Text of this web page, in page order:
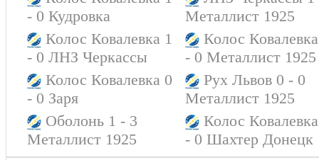
- 0 Кудровка
Металлист 1925
Колос Ковалевка 1
- 0 ЛНЗ Черкассы
Колос
- 0 Металлист 1925
Колос Ковалевка 0
- 0 Заря
Рух Львов 0 - 0
Металлист 1925
Оболонь 1 - 3
Металлист 1925
Колос
- 0 Шахтер Донецк